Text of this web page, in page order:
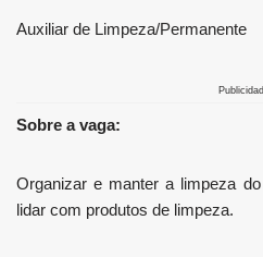
Auxiliar de Limpeza/Permanente
Sobre a vaga:
Organizar e manter a limpeza
lidar com produtos de limpeza.